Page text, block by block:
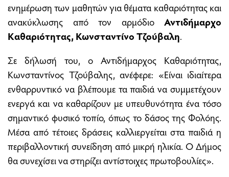
ενημέρωση των μαθητών για θέματα καθαριότητας και
ανακύκλωσης από τον αρμόδιο Αντιδήμαρχο
Καθαριότητας, Κωνσταντίνο Τζούβαλη.
Σε δήλωσή του, ο Αντιδήμαρχος Καθαριότητας,
Κωνσταντίνος Τζούβαλης, ανέφερε: «Είναι ιδιαίτερα
ενθαρρυντικό να βλέπουμε τα παιδιά να συμμετέχουν
ενεργά και να καθαρίζουν με υπευθυνότητα ένα τόσο
σημαντικό φυσικό τοπίο, όπως το δάσος της Φολόης.
Μέσα από τέτοιες δράσεις καλλιεργείται στα παιδιά η
περιβαλλοντική συνείδηση από μικρή ηλικία. Ο Δήμος
θα συνεχίσει να στηρίζει αντίστοιχες πρωτοβουλίες».